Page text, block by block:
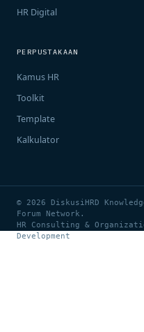
HR Digital
PERPUSTAKAAN
Kamus HR
Toolkit
Template
Kalkulator
© 2026 DiskusiHRD
Forum Network.
HR Consulting &
Development